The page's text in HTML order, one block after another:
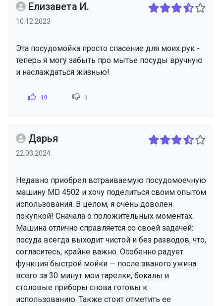
Елизавета И.
10.12.2023
Эта посудомойка просто спасение для моих рук -
теперь я могу забыть про мытье посуды вручную
и наслаждаться жизнью!
19 1
Дарья
22.03.2024
Недавно приобрел встраиваемую посудомоечную
машину MD 4502 и хочу поделиться своим опытом
использования. В целом, я очень доволен
покупкой! Сначала о положительных моментах.
Машина отлично справляется со своей задачей:
посуда всегда выходит чистой и без разводов, что,
согласитесь, крайне важно. Особенно радует
функция быстрой мойки — после званого ужина
всего за 30 минут мои тарелки, бокалы и
столовые приборы снова готовы к
использованию. Также стоит отметить ее